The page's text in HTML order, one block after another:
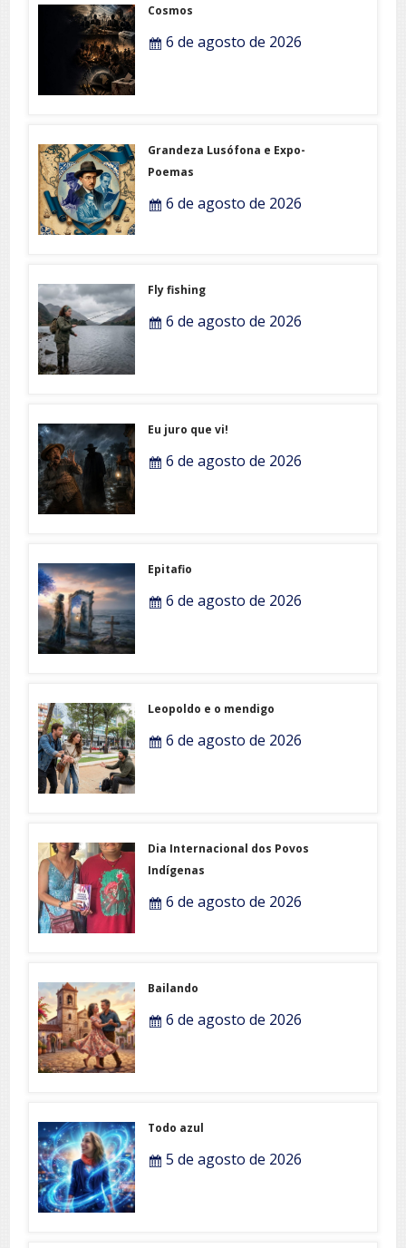
Cosmos
6 de agosto de 2026
Grandeza Lusófona e Expo-
Poemas
6 de agosto de 2026
Fly fishing
6 de agosto de 2026
Eu juro que vi!
6 de agosto de 2026
Epitafio
6 de agosto de 2026
Leopoldo e o mendigo
6 de agosto de 2026
Dia Internacional dos Povos
Indígenas
6 de agosto de 2026
Bailando
6 de agosto de 2026
Todo azul
5 de agosto de 2026